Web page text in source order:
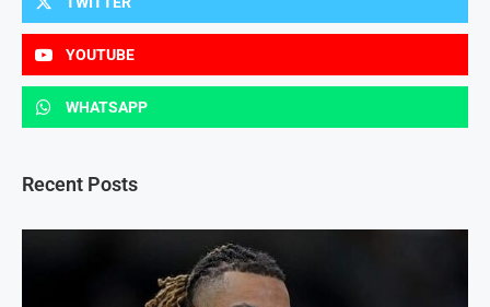
YOUTUBE
WHATSAPP
Recent Posts